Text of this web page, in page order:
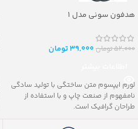
هدفون سونی مدل ۱
52,000تومان39,000تومان
لورم ایپسوم متن ساختگی با تولید سادگی
نامفهوم از صنعت چاپ و با استفاده از
طراحان گرافیک است.